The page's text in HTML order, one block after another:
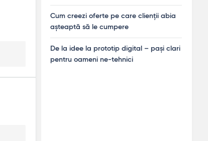
Cum creezi oferte pe care clienții abia
așteaptă să le cumpere
De la idee la prototip digital – pași clari
pentru oameni ne-tehnici